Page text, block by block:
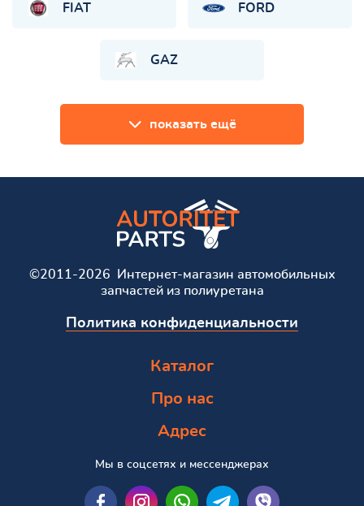
FIAT FORD
GAZ
показать ещё
©2011-2026 Интернет-магазин автомобильных
запчастей из полиуретана
Политика конфиденциальности
Каталог
Про нас
Адрес
Мы в соцсетях и мессенджерах